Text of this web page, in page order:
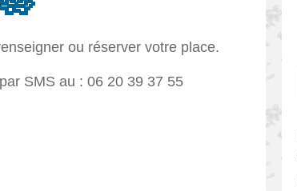
ou réserver votre place.
SMS au : 06 20 39 37 55